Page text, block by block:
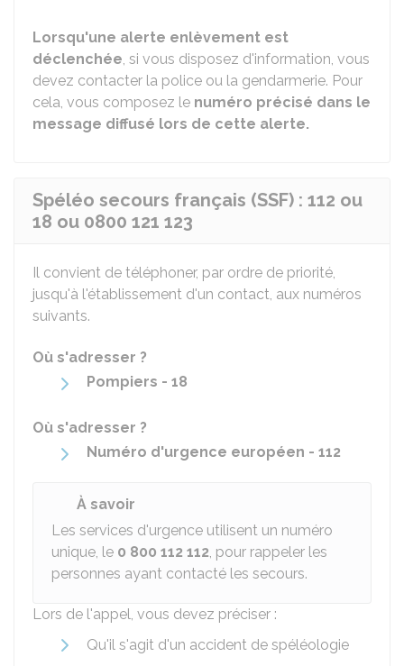
Lorsqu'une alerte enlèvement est
déclenchée, si vous disposez d'information, vous
devez contacter la police ou la gendarmerie. Pour
cela, vous composez le numéro précisé dans le
message diffusé lors de cette alerte.
Spéléo secours français (SSF) : 112 ou
18 ou 0800 121 123
Il convient de téléphoner, par ordre de priorité,
jusqu'à l'établissement d'un contact, aux numéros
suivants.
Où s'adresser ?
Pompiers - 18
Où s'adresser ?
Numéro d'urgence européen - 112
À savoir
Les services d'urgence utilisent un numéro
unique, le 0 800 112 112, pour rappeler les
personnes ayant contacté les secours.
Lors de l'appel, vous devez préciser :
Qu'il s'agit d'un accident de spéléologie